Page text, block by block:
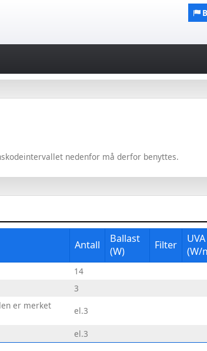
nedenfor må derfor benyttes.
Antall
Ballast
(W)
Filter
UVA
(W/
14
3
er merket
el.3
el.3